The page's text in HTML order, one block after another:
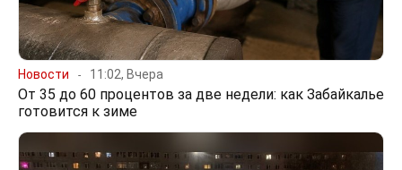
Новости 11:02, Вчера
От 35 до 60 процентов за две недели: как Забайкалье
готовится к зиме